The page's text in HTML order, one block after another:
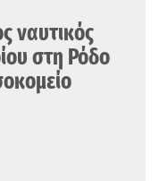
ναυτικός
στη Ρόδο